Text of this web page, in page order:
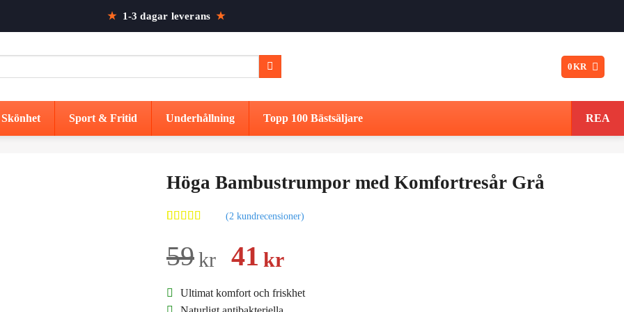
★ 1-3 dagar leverans ★
0KR
Skönhet Sport & Fritid Underhållning Topp 100 Bästsäljare REA
Höga Bambustrumpor med Komfortresår Grå
baserat på
kundrecensioner
(2 kundrecensioner)
59kr
Det
ursprungliga
41 krDet
nuvarande
Ultimat komfort och friskhet